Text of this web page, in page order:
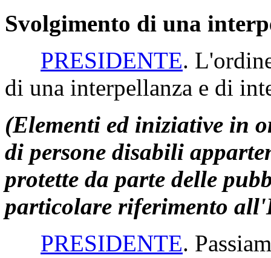
Svolgimento di una
PRESIDENTE.
di una interpellanza e di
(Elementi ed iniziative in
di persone disabili
protette da parte delle
particolare riferimento
PRESIDENTE.